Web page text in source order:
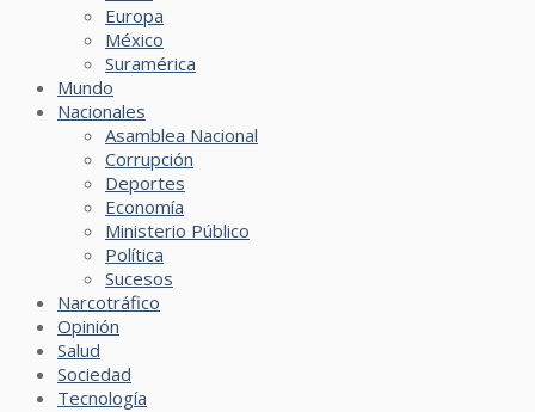
Europa
México
Suramérica
Mundo
Nacionales
Asamblea Nacional
Corrupción
Deportes
Economía
Ministerio Público
Política
Sucesos
Narcotráfico
Opinión
Salud
Sociedad
Tecnología